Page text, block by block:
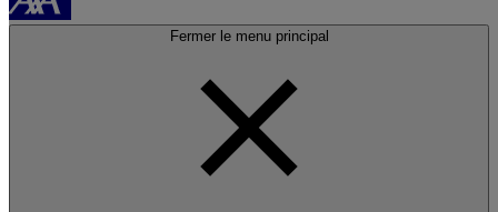
Fermer le menu principal